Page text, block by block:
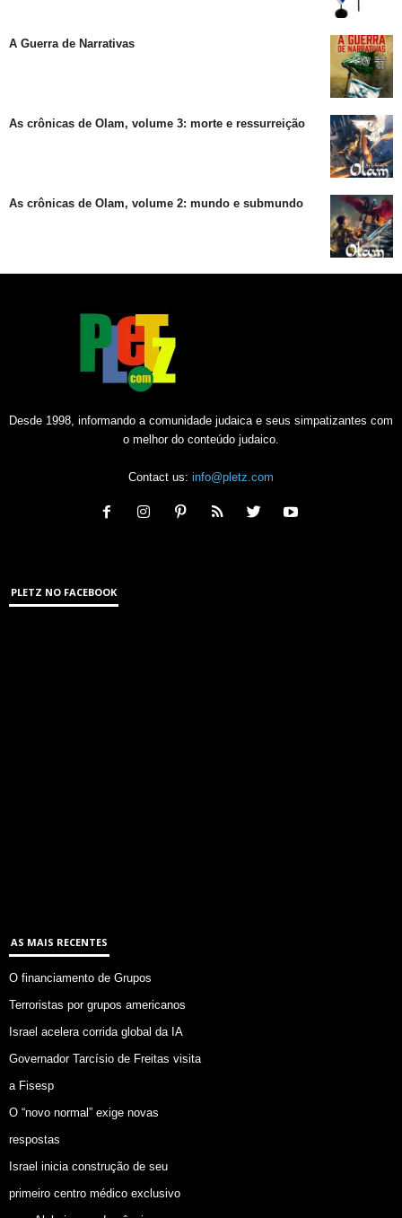
A Guerra de Narrativas
As crônicas de Olam, volume 3: morte e ressurreição
As crônicas de Olam, volume 2: mundo e submundo
Desde 1998, informando a comunidade judaica e seus simpatizantes com
o melhor do conteúdo judaico.
Contact us: info@pletz.com
PLETZ NO FACEBOOK
AS MAIS RECENTES
O financiamento de Grupos
Terroristas por grupos americanos
Israel acelera corrida global da IA
Governador Tarcísio de Freitas visita
a Fisesp
O “novo normal” exige novas
respostas
Israel inicia construção de seu
primeiro centro médico exclusivo